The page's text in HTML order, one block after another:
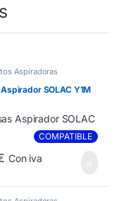
Aspiradoras
SOLAC Y1M
COMPATIBLE
Con iva